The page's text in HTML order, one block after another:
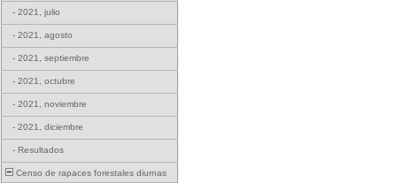
- 2021, julio
- 2021, agosto
- 2021, septiembre
- 2021, octubre
- 2021, noviembre
- 2021, diciembre
- Resultados
Censo de rapaces forestales diurnas